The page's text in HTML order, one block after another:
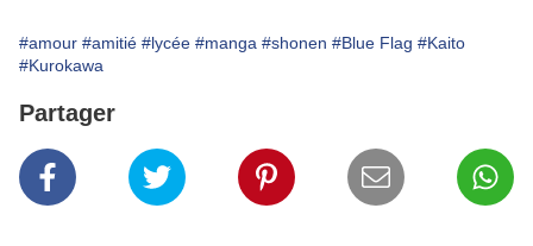
#amour #amitié #lycée #manga #shonen #Blue Flag #Kaito
#Kurokawa
Partager